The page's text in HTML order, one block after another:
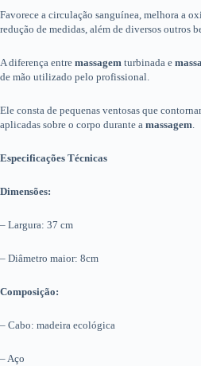
Favorece a circulação sanguínea, melhora a
redução de medidas, além de diversos outros
A diferença entre massagem turbinada e
de mão utilizado pelo profissional.
Ele consta de pequenas ventosas que
aplicadas sobre o corpo durante a massagem
Especificações Técnicas
Dimensões:
– Largura: 37 cm
– Diâmetro maior: 8cm
Composição:
– Cabo: madeira ecológica
– Aço